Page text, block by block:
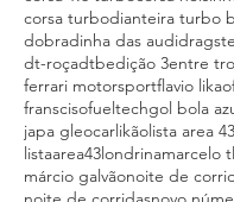
corsa turbodianteira turbo b
dobradinha das audi
dt-roçadtbedição 3entre
ferrari motorsportflavio likao
franscisofueltechgol bola
japa gleocarlikãolista area 43
listaarea43londrinamarcelo
márcio galvãonoite de